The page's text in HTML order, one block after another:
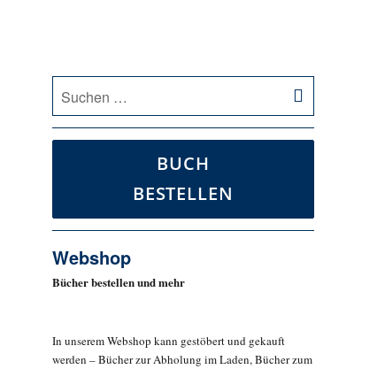
nach:
BUCH
BESTELLEN
Webshop
Bücher bestellen und mehr
In unserem Webshop kann gestöbert und gekauft
werden – Bücher zur Abholung im Laden, Bücher zum